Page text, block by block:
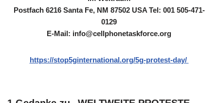
Postfach 6216 Santa Fe, NM 87502 USA Tel: 001 505-471-
0129
E-Mail: info@cellphonetaskforce.org
https://stop5ginternational.org/5g-protest-day/